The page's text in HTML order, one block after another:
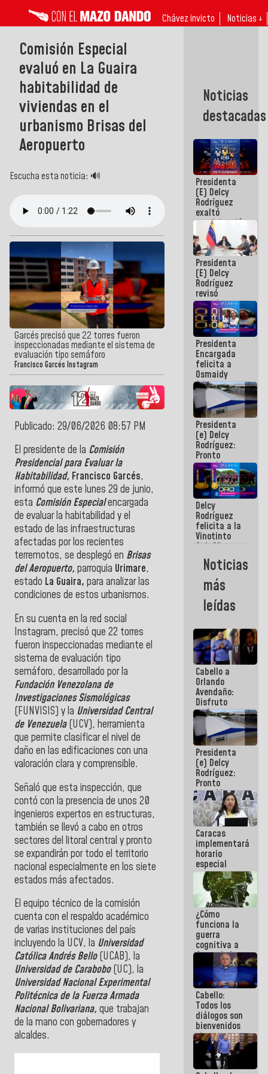
Chávez invicto Noticias ↓
Comisión Especial
evaluó en La Guaira
habitabilidad de
viviendas en el
urbanismo Brisas del
Aeropuerto
Escucha esta noticia: 🔊
Garcés precisó que 22 torres fueron
inspeccionadas mediante el sistema de
evaluación tipo semáforo
Francisco Garcés Instagram
Publicado: 29/06/2026 08:57 PM
El presidente de la Comisión
Presidencial para Evaluar la
Habitabilidad, Francisco Garcés,
informó que este lunes 29 de junio,
esta Comisión Especialencargada
de evaluar la habitabilidad y el
estado de las infraestructuras
afectadas por los recientes
terremotos, se desplegó en Brisas
del Aeropuerto, parroquia Urimare,
estado La Guaira, para analizar las
condiciones de estos urbanismos.
En su cuenta en la red social
Instagram, precisó que 22 torres
fueron inspeccionadas mediante el
sistema de evaluación tipo
semáforo, desarrollado por la
Fundación Venezolana de
Investigaciones Sismológicas
(FUNVISIS) y la Universidad Central
de Venezuela(UCV), herramienta
que permite clasificar el nivel de
daño en las edificaciones con una
valoración clara y comprensible.
Señaló que esta inspección, que
contó con la presencia de unos 20
ingenieros expertos en estructuras,
también se llevó a cabo en otros
sectores del litoral central y pronto
se expandirán por todo el territorio
nacional especialmente en los siete
estados más afectados.
El equipo técnico de la comisión
cuenta con el respaldo académico
de varias instituciones del país
incluyendo la UCV, la Universidad
Católica Andrés Bello(UCAB), la
Universidad de Carabobo(UC), la
Universidad Nacional Experimental
Politécnica de la Fuerza Armada
Nacional Bolivariana, que trabajan
de la mano con gobernadores y
alcaldes.
Noticias
destacadas
Presidenta
(E) Delcy
Rodríguez
exaltó
participación
de
Venezuela
en Juegos
Centroamericanos
y del Caribe
2026
Presidenta
(E) Delcy
Rodríguez
revisó
agenda
económica y
ejecución de
fondos de
emergencia
post-sismos
Presidenta
Encargada
felicita a
Osmaidy
Arias y
Giraly
Marcano por
hacer
historia en
los
Centroamericanos
Presidenta
(e) Delcy
Rodríguez:
Pronto
restableceremos
las
operaciones
en el
Aeropuerto
Internacional
de
Maiquetía
Delcy
Rodríguez
felicita a la
Vinotinto
Sub 20
campeona
frente
México Sub
23 en los
Centroamericanos
Noticias
más
leídas
Cabello a
Orlando
Avendaño:
Disfruto
cada vez
que escribes
porque lo
que haces
es
embarrarla
Presidenta
(e) Delcy
Rodríguez:
Pronto
restableceremos
las
operaciones
en el
Aeropuerto
Internacional
de
Maiquetía
Caracas
implementará
horario
especial
para
adaptarse
al plan de
ahorro
energético
¿Cómo
funciona la
guerra
cognitiva a
favor de la
narrativa
hegemónica?
(1)
Cabello:
Todos los
diálogos son
bienvenidos
siempre que
estén en el
marco de la
Constitución